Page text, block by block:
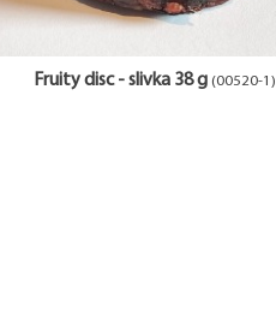
Fruity disc - slivka 38 g (00520-1)